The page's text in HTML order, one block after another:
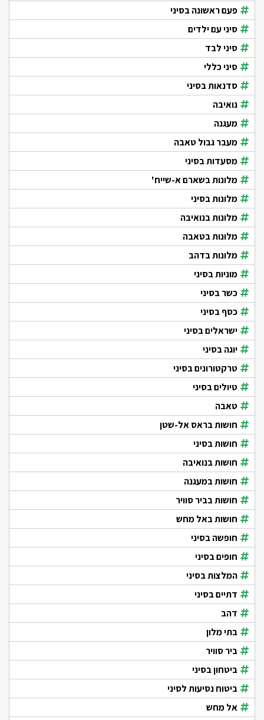
פעם ראשונה בסיני
סיני עם ילדים
סיני לבד
סיני כללי
סדנאות בסיני
נואיבה
מעגנה
מעבר גבול טאבה
מסעדות בסיני
מלונות בשארם א-שייח'
מלונות בסיני
מלונות בנואיבה
מלונות בטאבה
מלונות בדהב
מוניות בסיני
כשר בסיני
כסף בסיני
ישראלים בסיני
יוגה בסיני
טרקטורונים בסיני
טיולים בסיני
טאבה
חושות בראס אל-שטן
חושות בסיני
חושות בנואיבה
חושות במעגנה
חושות בביר סוויר
חושות באל מחש
חופשה בסיני
חופים בסיני
המלצות בסיני
דתיים בסיני
דהב
בתי מלון
ביר סוויר
ביטחון בסיני
ביטוח נסיעות לסיני
אל מחש